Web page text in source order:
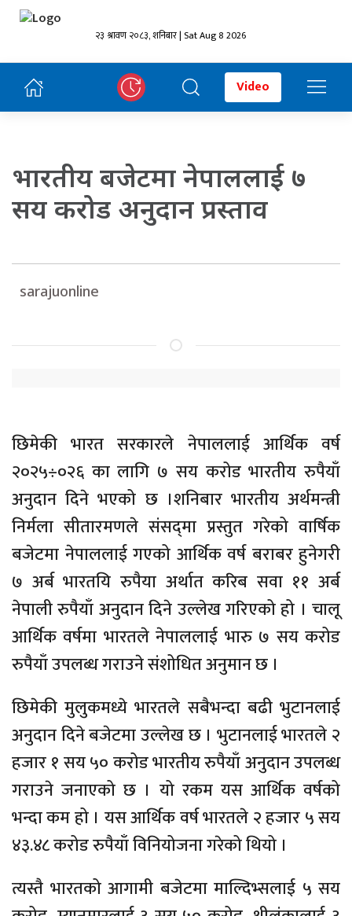
२३ श्रावण २०८३, शनिबार | Sat Aug 8 2026
Video
भारतीय बजेटमा नेपाललाई ७
सय करोड अनुदान प्रस्ताव
sarajuonline
छिमेकी भारत सरकारले नेपाललाई आर्थिक वर्ष
२०२५÷०२६ का लागि ७ सय करोड भारतीय रुपैयाँ
अनुदान दिने भएको छ ।शनिबार भारतीय अर्थमन्त्री
निर्मला सीतारमणले संसद्‍मा प्रस्तुत गरेको वार्षिक
बजेटमा नेपाललाई गएको आर्थिक वर्ष बराबर हुनेगरी
७ अर्ब भारतयि रुपैया अर्थात करिब सवा ११ अर्ब
नेपाली रुपैयाँ अनुदान दिने उल्लेख गरिएको हो । चालू
आर्थिक वर्षमा भारतले नेपाललाई भारु ७ सय करोड
रुपैयाँ उपलब्ध गराउने संशोधित अनुमान छ ।
छिमेकी मुलुकमध्ये भारतले सबैभन्दा बढी भुटानलाई
अनुदान दिने बजेटमा उल्लेख छ । भुटानलाई भारतले २
हजार १ सय ५० करोड भारतीय रुपैयाँ अनुदान उपलब्ध
गराउने जनाएको छ । यो रकम यस आर्थिक वर्षको
भन्दा कम हो । यस आर्थिक वर्ष भारतले २ हजार ५ सय
४३.४८ करोड रुपैयाँ विनियोजना गरेको थियो ।
त्यस्तै भारतको आगामी बजेटमा माल्दिभ्सलाई ५ सय